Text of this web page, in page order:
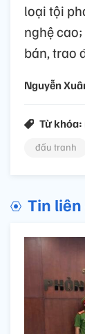
loại tội
nghệ
bán, trao
Nguyễn
Từ khóa:
đấu tranh
Tin